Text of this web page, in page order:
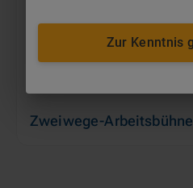
Zweiwege-
Zur Kenntnis